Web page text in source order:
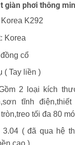
giàn phơi thông
K292
Korea
cổ
( Tay liền )
2 loại kích
tĩnh
tối đa 80
3.04 ( đã qua hệ